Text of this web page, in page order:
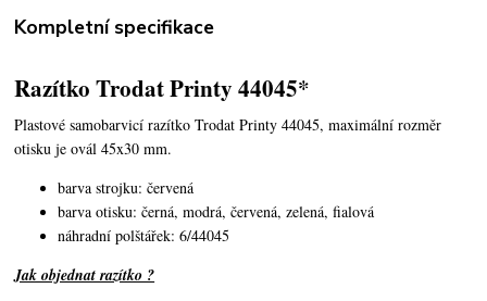
Kompletní specifikace
Razítko Trodat Printy 44045*
Plastové samobarvicí razítko Trodat Printy 44045,maximální rozměr
otisku je ovál 45x30 mm.
barva strojku: červená
barva otisku: černá, modrá, červená, zelená, fialová
náhradní polštářek: 6/44045
Jak objednat razítko ?